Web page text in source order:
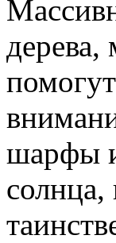
дерева,
шарфы
солнца,